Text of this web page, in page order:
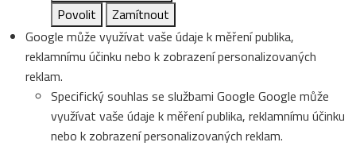
Povolit
Zamítnout
Google může využívat vaše údaje k měření publika,
reklamnímu účinku nebo k zobrazení personalizovaných
reklam.
Specifický souhlas se službami Google Google může
využívat vaše údaje k měření publika, reklamnímu účinku
nebo k zobrazení personalizovaných reklam.